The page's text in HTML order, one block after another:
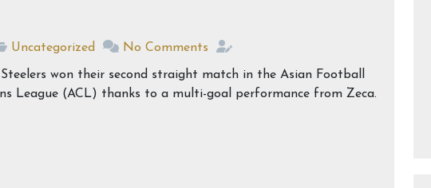
Uncategorized No Comments
won their second straight match in the Asian Football
League (ACL) thanks to a multi-goal performance from Zeca.